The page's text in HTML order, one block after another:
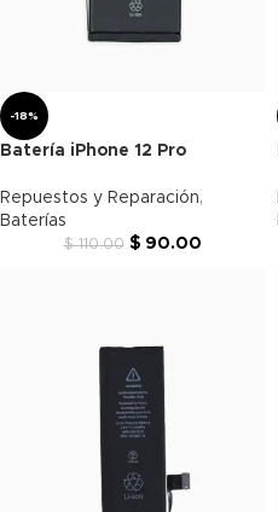
-18%
Batería iPhone 12 Pro
Repuestos y Reparación,
Baterías
$110.00 $90.00